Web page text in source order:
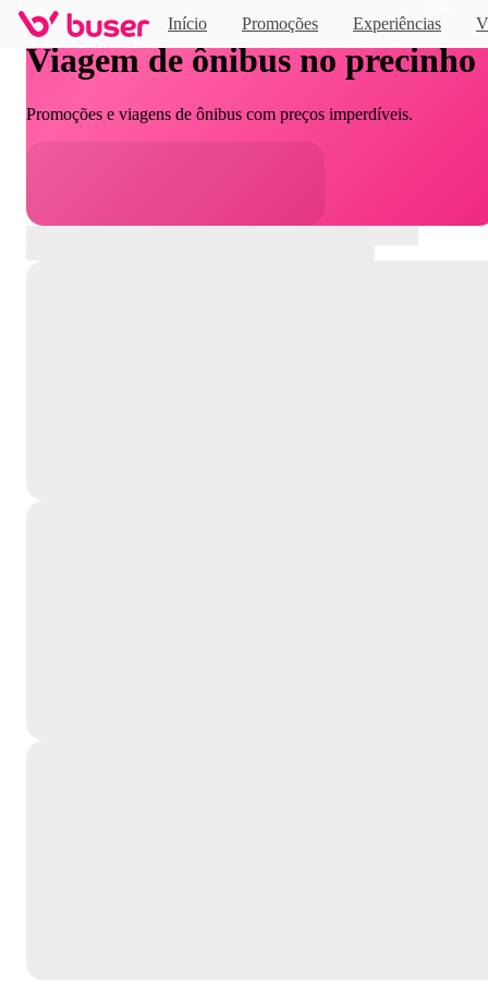
Início Promoções Experiências
Viagem de ônibus no precinho
Promoções e viagens de ônibus com preços imperdíveis.